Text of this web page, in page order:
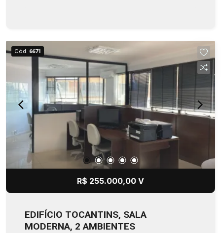
Cód. 6671
R$ 255.000,00 V
EDIFÍCIO TOCANTINS, SALA
MODERNA, 2 AMBIENTES